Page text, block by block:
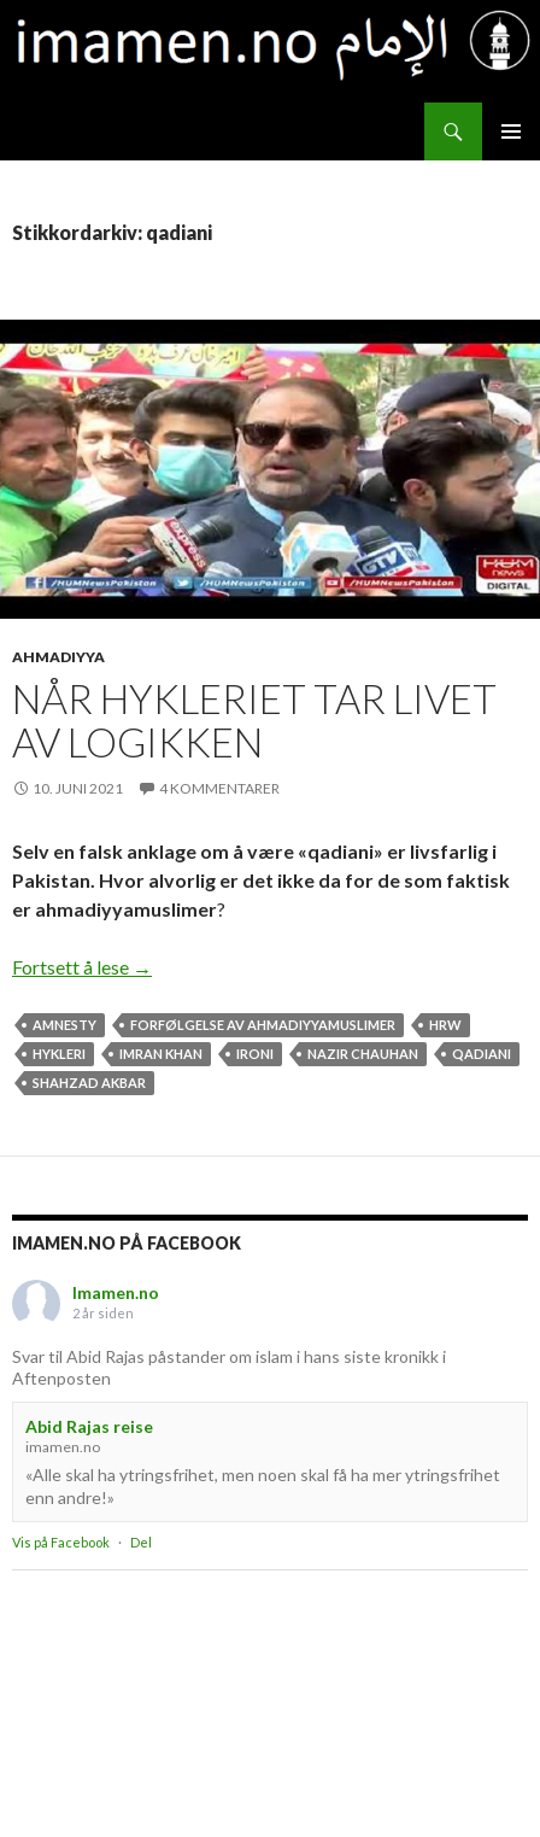
Stikkordarkiv: qadiani
AHMADIYYA
NÅR HYKLERIET TAR LIVET
AV LOGIKKEN
10. JUNI 2021 4 KOMMENTARER
Selv en falsk anklage om å være «qadiani» er livsfarlig i
Pakistan. Hvor alvorlig er det ikke da for de som faktisk
er ahmadiyyamuslimer?
Fortsett å lese Når hykleriet tar livet av logikken
→
AMNESTY FORFØLGELSE AV AHMADIYYAMUSLIMER
HRW
HYKLERI
IMRAN KHAN IRONI NAZIR CHAUHAN
QADIANI
SHAHZAD AKBAR
IMAMEN.NO PÅ FACEBOOK
Imamen.no
2 år siden
Svar til Abid Rajas påstander om islam i hans siste kronikk i
Aftenposten
Abid Rajas reise
imamen.no
«Alle skal ha ytringsfrihet, men noen skal få ha mer ytringsfrihet
enn andre!»
Vis på Facebook · Del